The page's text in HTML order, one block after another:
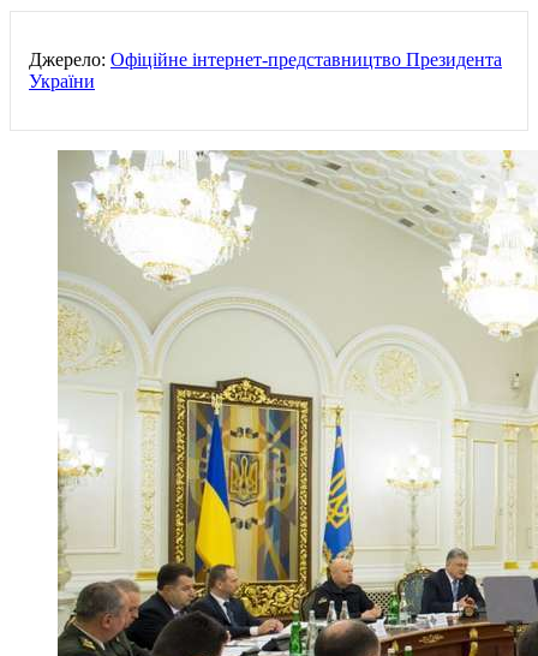
Джерело: Офіційне інтернет-представництво Президента
України